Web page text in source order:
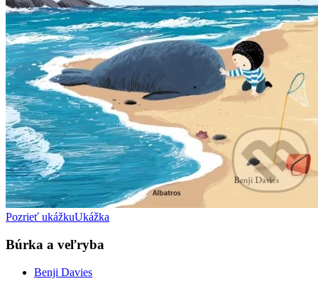
Pozrieť ukážkuUkážka
Búrka a veľryba
Benji Davies